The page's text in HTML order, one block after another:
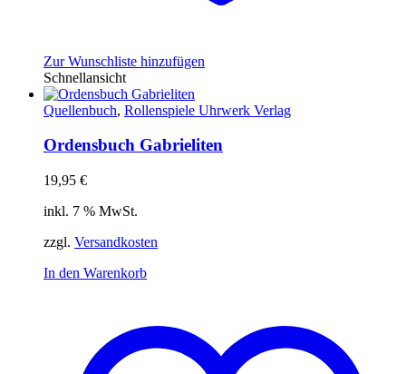
Zur Wunschliste hinzufügen
Schnellansicht
Quellenbuch, Rollenspiele Uhrwerk Verlag
Ordensbuch Gabrieliten
19,95 €
inkl. 7 % MwSt.
zzgl. Versandkosten
In den Warenkorb